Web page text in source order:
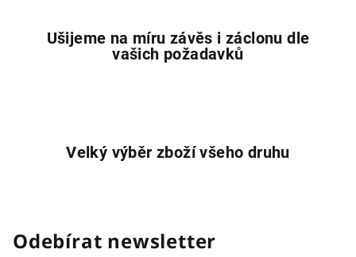
Ušijeme na míru závěs i záclonu dle
vašich požadavků
Velký výběr zboží všeho druhu
Odebírat newsletter